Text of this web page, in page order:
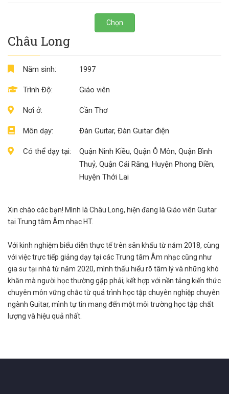
Chọn
Châu Long
Năm sinh:
Trình Độ:
Nơi ở:
Môn dạy:
Có thể dạy tại:
1997
Giáo viên
Cần Thơ
Đàn Guitar, Đàn Guitar điện
Quận Ninh Kiều, Quận Ô Môn, Quận Bình
Thuỷ, Quận Cái Răng, Huyện Phong Điền,
Huyện Thới Lai
Xin chào các bạn! Mình là Châu Long, hiện đang là Giáo viên Guitar
tại Trung tâm Âm nhạc HT.
Với kinh nghiệm biểu diễn thực tế trên sân khấu từ năm 2018, cùng
với việc trực tiếp giảng dạy tại các Trung tâm Âm nhạc cũng như
gia sư tại nhà từ năm 2020, mình thấu hiểu rõ tâm lý và những khó
khăn mà người học thường gặp phải; kết hợp với nền tảng kiến thức
chuyên môn vững chắc từ quá trình học tập chuyên nghiệp chuyên
ngành Guitar, mình tự tin mang đến một môi trường học tập chất
lượng và hiệu quả nhất.